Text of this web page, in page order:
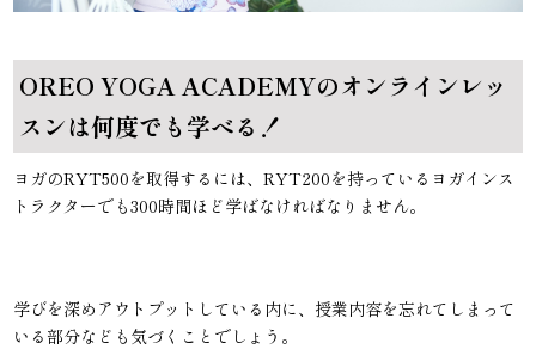
OREO YOGA ACADEMYのオンラインレッ
スンは何度でも学べる！
ヨガのRYT500を取得するには、RYT200を持っているヨガインス
トラクターでも300時間ほど学ばなければなりません。
学びを深めアウトプットしている内に、授業内容を忘れてしまって
いる部分なども気づくことでしょう。